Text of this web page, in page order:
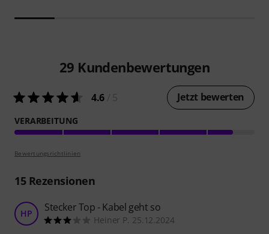
29 Kundenbewertungen
4.6 Jetzt bewerten
VERARBEITUNG
Bewertungsrichtlinien
15Rezensionen
HP Stecker Top - Kabel geht so
Heiner P. 25.12.2024